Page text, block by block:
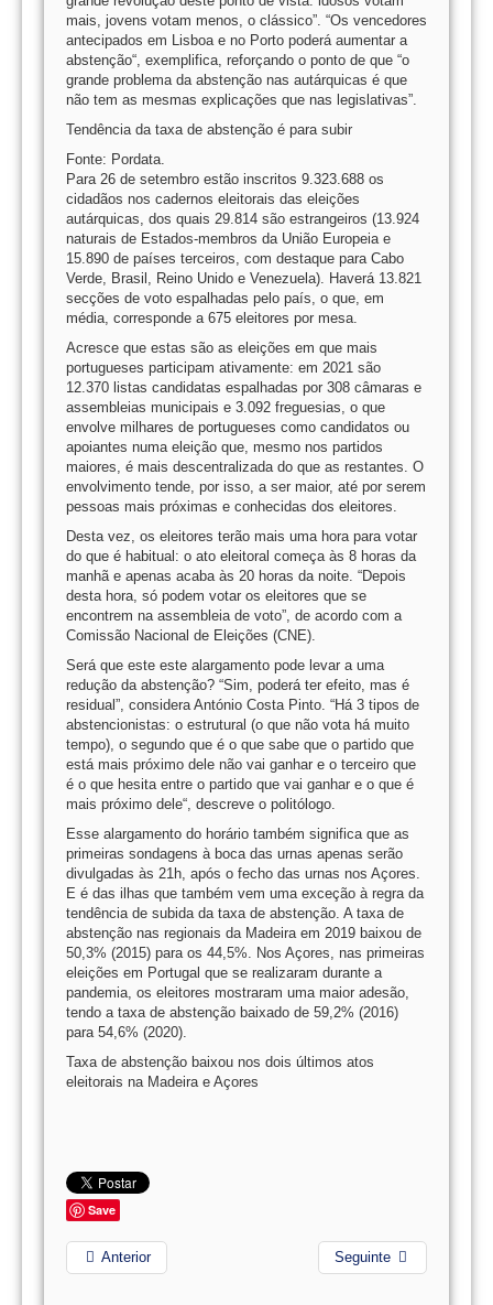
mais, jovens votam menos, o clássico”. “Os vencedores
antecipados em Lisboa e no Porto poderá aumentar a
abstenção“, exemplifica, reforçando o ponto de que “o
grande problema da abstenção nas autárquicas é que
não tem as mesmas explicações que nas legislativas”.
Tendência da taxa de abstenção é para subir
Fonte: Pordata.
Para 26 de setembro estão inscritos 9.323.688 os
cidadãos nos cadernos eleitorais das eleições
autárquicas, dos quais 29.814 são estrangeiros (13.924
naturais de Estados-membros da União Europeia e
15.890 de países terceiros, com destaque para Cabo
Verde, Brasil, Reino Unido e Venezuela). Haverá 13.821
secções de voto espalhadas pelo país, o que, em
média, corresponde a 675 eleitores por mesa.
Acresce que estas são as eleições em que mais
portugueses participam ativamente: em 2021 são
12.370 listas candidatas espalhadas por 308 câmaras e
assembleias municipais e 3.092 freguesias, o que
envolve milhares de portugueses como candidatos ou
apoiantes numa eleição que, mesmo nos partidos
maiores, é mais descentralizada do que as restantes. O
envolvimento tende, por isso, a ser maior, até por serem
pessoas mais próximas e conhecidas dos eleitores.
Desta vez, os eleitores terão mais uma hora para votar
do que é habitual: o ato eleitoral começa às 8 horas da
manhã e apenas acaba às 20 horas da noite. “Depois
desta hora, só podem votar os eleitores que se
encontrem na assembleia de voto”, de acordo com a
Comissão Nacional de Eleições (CNE).
Será que este este alargamento pode levar a uma
redução da abstenção? “Sim, poderá ter efeito, mas é
residual”, considera António Costa Pinto. “Há 3 tipos de
abstencionistas: o estrutural (o que não vota há muito
tempo), o segundo que é o que sabe que o partido que
está mais próximo dele não vai ganhar e o terceiro que
é o que hesita entre o partido que vai ganhar e o que é
mais próximo dele“, descreve o politólogo.
Esse alargamento do horário também significa que as
primeiras sondagens à boca das urnas apenas serão
divulgadas às 21h, após o fecho das urnas nos Açores.
E é das ilhas que também vem uma exceção à regra da
tendência de subida da taxa de abstenção. A taxa de
abstenção nas regionais da Madeira em 2019 baixou de
50,3% (2015) para os 44,5%. Nos Açores, nas primeiras
eleições em Portugal que se realizaram durante a
pandemia, os eleitores mostraram uma maior adesão,
tendo a taxa de abstenção baixado de 59,2% (2016)
para 54,6% (2020).
Taxa de abstenção baixou nos dois últimos atos
eleitorais na Madeira e Açores
Save
Anterior Seguinte